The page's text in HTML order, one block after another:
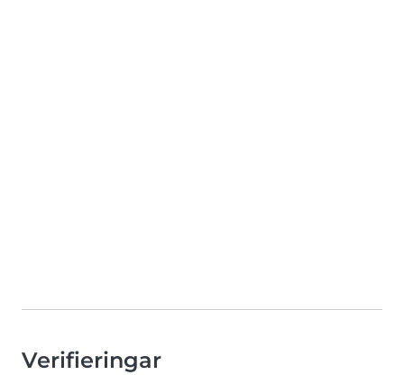
Verifieringar